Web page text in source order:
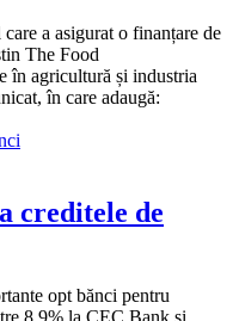
a asigurat o finanțare de
The Food
în agricultură și industria
în care adaugă:
creditele de
opt bănci pentru
8,9% la CEC Bank și